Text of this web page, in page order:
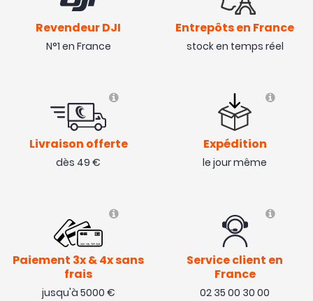
Revendeur DJI
N°1 en France
Entrepôts en France
stock en temps réel
Livraison offerte
dès 49 €
Expédition
le jour même
Paiement 3x & 4x sans
frais
jusqu'à 5000 €
Service client en
France
02 35 00 30 00